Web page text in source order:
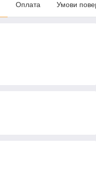
Оплата Умови